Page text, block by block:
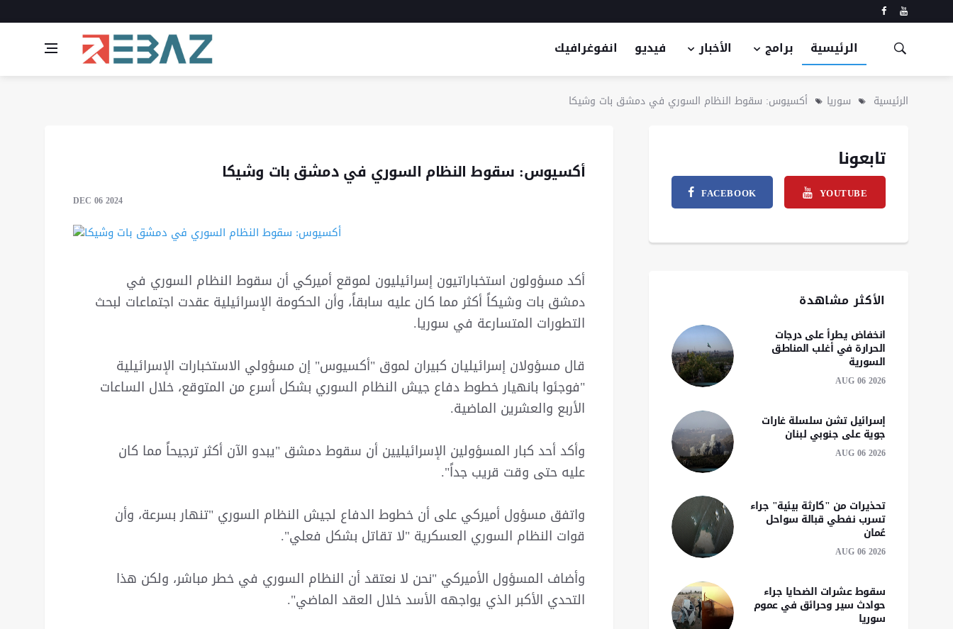
الرئيسية برامج الأخبار فيديو انفوغرافيك
الرئيسية سوريا أكسيوس: سقوط النظام السوري في دمشق بات وشيكا
أكسيوس: سقوط النظام السوري في دمشق بات وشيكا
DEC 06 2024
أكد مسؤولون استخباراتيون إسرائيليون لموقع أميركي أن سقوط النظام السوري في
دمشق بات وشيكاً أكثر مما كان عليه سابقاً، وأن الحكومة الإسرائيلية عقدت اجتماعات لبحث
التطورات المتسارعة في سوريا.
قال مسؤولان إسرائيليان كبيران لموق "أكسيوس" إن مسؤولي الاستخبارات الإسرائيلية
"فوجئوا بانهيار خطوط دفاع جيش النظام السوري بشكل أسرع من المتوقع، خلال الساعات
الأربع والعشرين الماضية.
وأكد أحد كبار المسؤولين الإسرائيليين أن سقوط دمشق "يبدو الآن أكثر ترجيحاً مما كان
عليه حتى وقت قريب جداً".
واتفق مسؤول أميركي على أن خطوط الدفاع لجيش النظام السوري "تنهار بسرعة، وأن
قوات النظام السوري العسكرية "لا تقاتل بشكل فعلي".
وأضاف المسؤول الأميركي "نحن لا نعتقد أن النظام السوري في خطر مباشر، ولكن هذا
التحدي الأكبر الذي يواجهه الأسد خلال العقد الماضي".
تابعونا
FACEBOOK YOUTUBE
الأكثر مشاهدة
انخفاض يطرأ على درجات
الحرارة في أغلب المناطق
السورية
AUG 06 2026
إسرائيل تشن سلسلة غارات
جوية على جنوبي لبنان
AUG 06 2026
تحذيرات من "كارثة بيئية" جراء
تسرب نفطي قبالة سواحل
عُمان
AUG 06 2026
سقوط عشرات الضحايا جراء
حوادث سير وحرائق في عموم
سوريا